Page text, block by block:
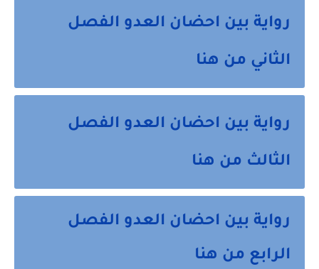
رواية بين احضان العدو الفصل
الثاني من هنا
رواية بين احضان العدو الفصل
الثالث من هنا
رواية بين احضان العدو الفصل
الرابع من هنا